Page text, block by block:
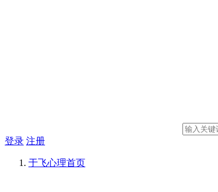
登录 注册
于飞心理首页